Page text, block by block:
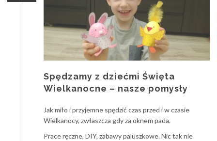
Spędzamy z dziećmi Święta
Wielkanocne – nasze pomysły
Jak miło i przyjemne spędzić czas przed i w czasie
Wielkanocy, zwłaszcza gdy za oknem pada.
Prace ręczne, DIY, zabawy paluszkowe. Nic tak nie